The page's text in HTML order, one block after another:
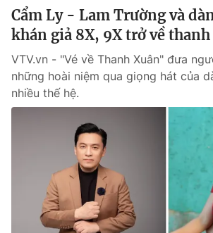
Emagazine Podcast
Photo
Video
VTV Money VTV Thể
VTV Sức khoẻ Bất động
Thị trường 24h Tấm
Cẩm Ly - Lam Trường và
khán giả 8X, 9X trở về
VTV.vn - "Vé về Thanh Xuân" đưa
những hoài niệm qua giọng hát của
nhiều thế hệ.